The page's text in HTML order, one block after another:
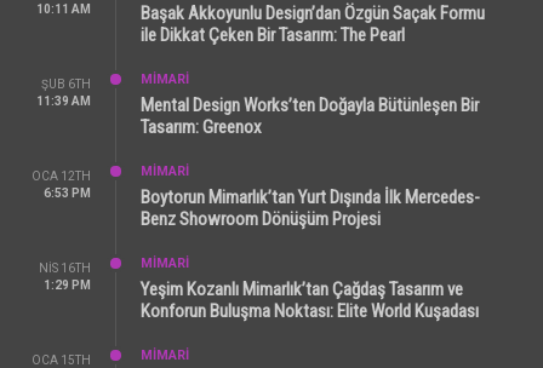
10:11 AM
Başak Akkoyunlu Design’dan Özgün Saçak Formu
ile Dikkat Çeken Bir Tasarım: The Pearl
ŞUB 6TH
11:39 AM
MİMARİ
Mental Design Works’ten Doğayla Bütünleşen Bir
Tasarım: Greenox
OCA 12TH
6:53 PM
MİMARİ
Boytorun Mimarlık’tan Yurt Dışında İlk Mercedes-
Benz Showroom Dönüşüm Projesi
NIS 16TH
1:29 PM
MİMARİ
Yeşim Kozanlı Mimarlık’tan Çağdaş Tasarım ve
Konforun Buluşma Noktası: Elite World Kuşadası
OCA 15TH
MİMARİ